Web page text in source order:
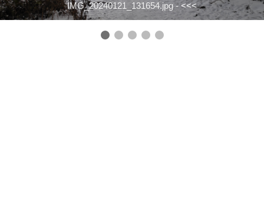
IMG_20240121_131654.jpg - <<<